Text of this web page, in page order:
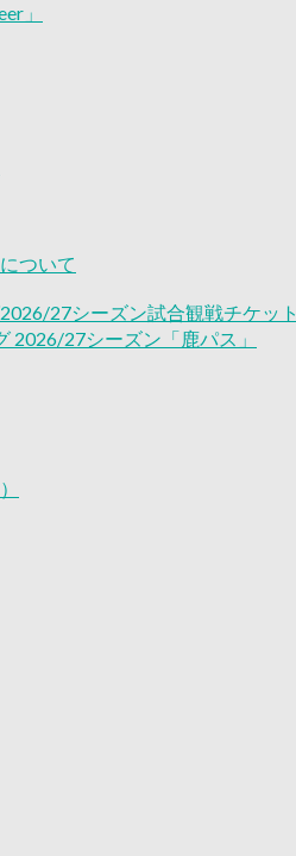
」
ついて
27シーズン試合観戦チケット
2026/27シーズン「鹿パス」